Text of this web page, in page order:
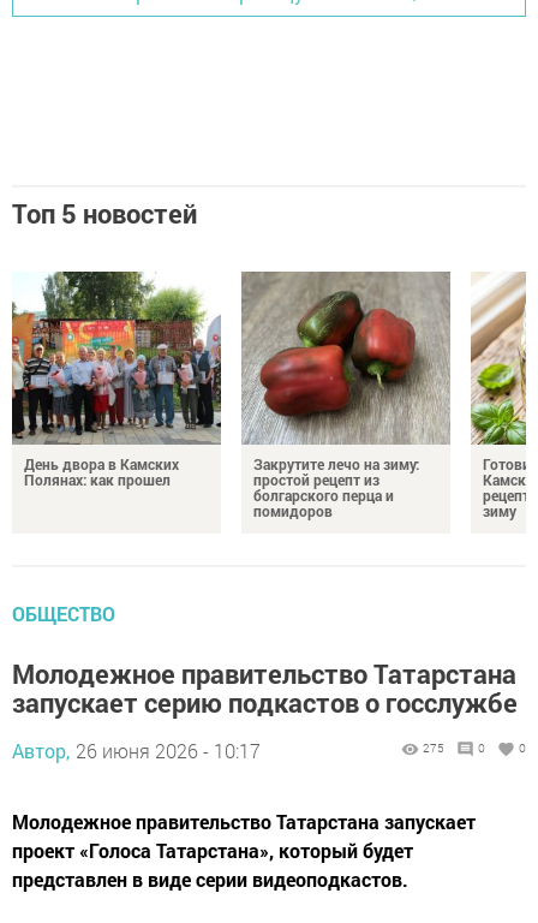
Топ 5 новостей
День двора в Камских
Полянах: как прошел
Закрутите лечо на зиму:
простой рецепт из
болгарского перца и
помидоров
зиму
ОБЩЕСТВО
Молодежное правительство Татарстана
запускает серию подкастов о госслужбе
Автор, 26 июня 2026 - 10:17 275 0 0
Молодежное правительство Татарстана запускает
проект «Голоса Татарстана», который будет
представлен в виде серии видеоподкастов.